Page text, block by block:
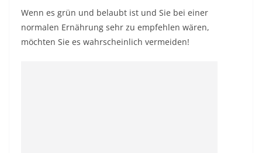
Wenn es grün und belaubt ist und Sie bei einer
normalen Ernährung sehr zu empfehlen wären,
möchten Sie es wahrscheinlich vermeiden!